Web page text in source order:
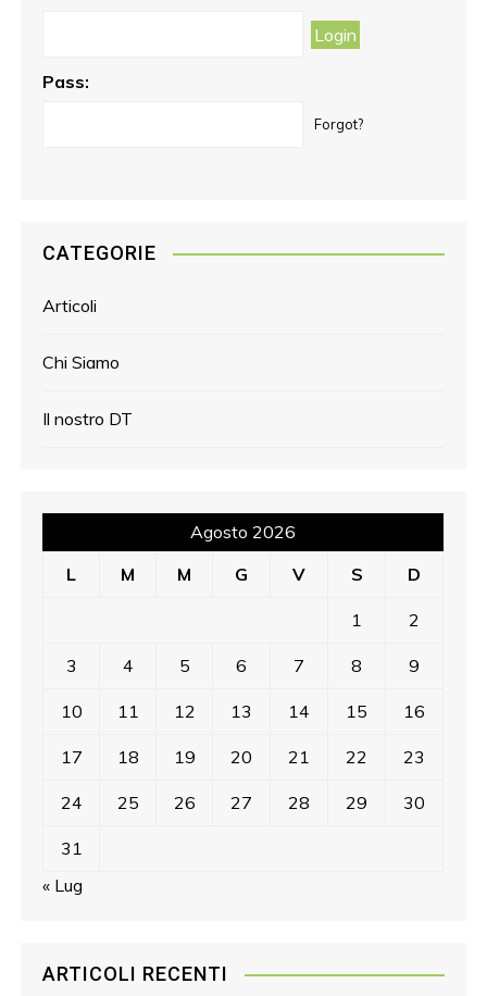
Pass:
Forgot?
CATEGORIE
Articoli
Chi Siamo
Il nostro DT
Agosto 2026
L
M M G V S D
1 2
3 4 5 6 7 8 9
10 11 12 13 14 15 16
17 18 19 20 21 22 23
24 25 26 27 28 29 30
31
« Lug
ARTICOLI RECENTI